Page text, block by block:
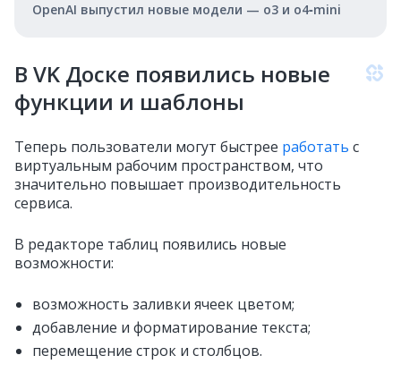
OpenAI выпустил новые модели — o3 и o4‑mini
В VK Доске появились новые
функции и шаблоны
Теперь пользователи могут быстрее работать с
виртуальным рабочим пространством, что
значительно повышает производительность
сервиса.
В редакторе таблиц появились новые
возможности:
возможность заливки ячеек цветом;
добавление и форматирование текста;
перемещение строк и столбцов.